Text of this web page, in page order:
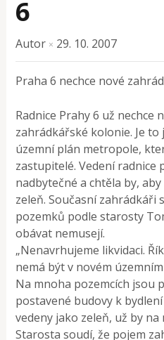
6
Autor × 29. 10. 2007
Praha 6 nechce nové
Radnice Prahy 6 už nechce
zahrádkářské kolonie. Je
územní plán metropole,
zastupitelé. Vedení radnice
nadbytečné a chtěla by,
zeleň. Současní zahrádkáři
pozemků podle starosty
obávat nemusejí.
„Nenavrhujeme likvidaci.
nemá být v novém
Na mnoha pozemcích jsou
postavené budovy k
vedeny jako zeleň, už by
Starosta soudí, že pojem